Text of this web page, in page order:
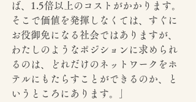
ば、1.5倍以上のコストがかかります。
そこで価値を発揮しなくては、すぐに
お役御免になる社会ではありますが、
わたしのようなポジションに求められ
るのは、どれだけのネットワークをホ
テルにもたらすことができるのか、と
いうところにあります。」